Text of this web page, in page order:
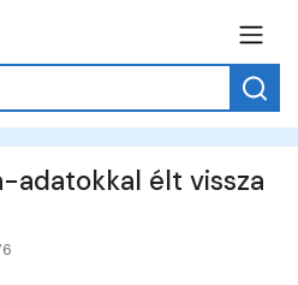
adatokkal élt vissza